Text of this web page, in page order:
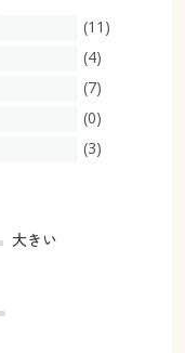
(11)
(4)
(7)
(0)
(3)
大きい